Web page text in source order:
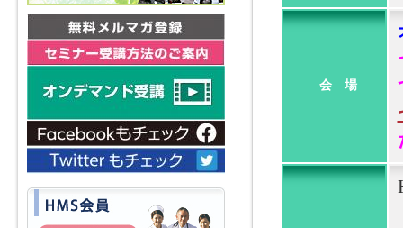
会 場